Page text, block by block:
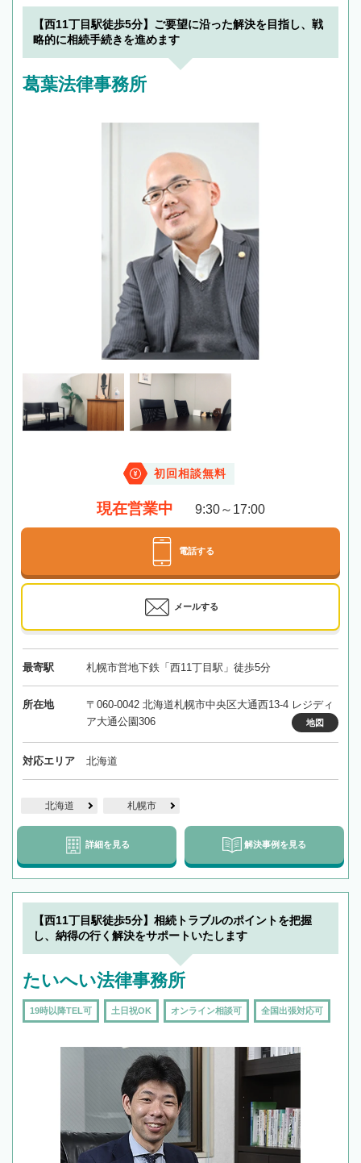
【西11丁目駅徒歩5分】ご要望に沿った解決を目指し、戦
略的に相続手続きを進めます
葛葉法律事務所
初回相談無料
現在営業中 9:30～17:00
電話する
メールする
最寄駅 札幌市営地下鉄「西11丁目駅」徒歩5分
所在地
〒060-0042 北海道札幌市中央区大通西13-4 レジディ
ア大通公園306
地図
対応エリア 北海道
北海道 札幌市
詳細を見る 解決事例を見る
【西11丁目駅徒歩5分】相続トラブルのポイントを把握
し、納得の行く解決をサポートいたします
たいへい法律事務所
19時以降TEL可 土日祝OK オンライン相談可 全国出張対応可